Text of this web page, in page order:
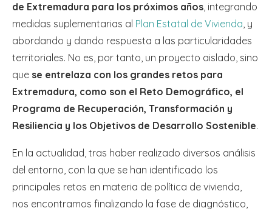
de Extremadura para los próximos años, integrando
medidas suplementarias al Plan Estatal de Vivienda, y
abordando y dando respuesta a las particularidades
territoriales. No es, por tanto, un proyecto aislado, sino
que se entrelaza con los grandes retos para
Extremadura, como son el Reto Demográfico, el
Programa de Recuperación, Transformación y
Resiliencia y los Objetivos de Desarrollo Sostenible.
En la actualidad, tras haber realizado diversos análisis
del entorno, con la que se han identificado los
principales retos en materia de política de vivienda,
nos encontramos finalizando la fase de diagnóstico,